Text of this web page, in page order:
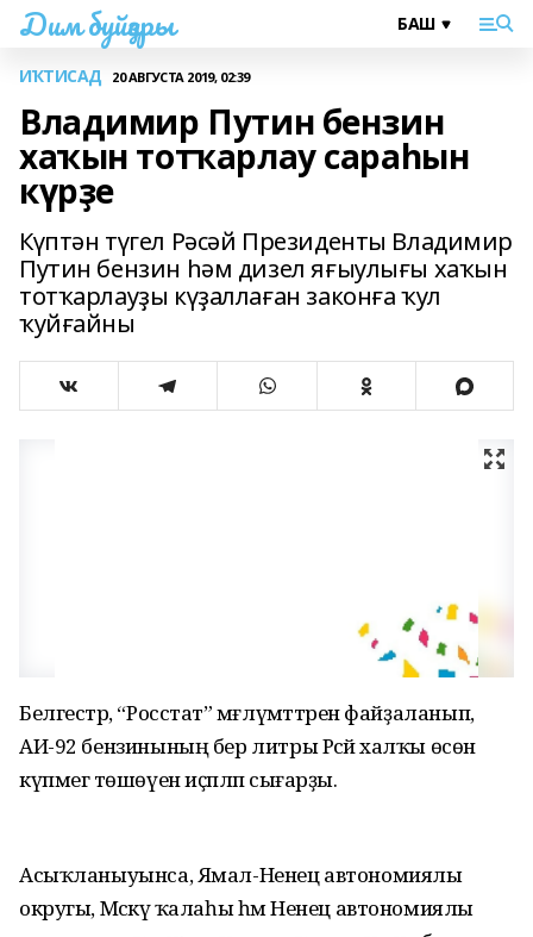
Дим буйҙары
ИҠТИСАД 20 АВГУСТА 2019, 02:39
Владимир Путин бензин
хаҡын тотҡарлау сараһын
күрҙе
Күптән түгел Рәсәй Президенты Владимир
Путин бензин һәм дизел яғыулығы хаҡын
тотҡарлауҙы күҙаллаған законға ҡул
ҡуйғайны
Белгестәр, “Росстат” мәғлүмәттәрен файҙаланып,
АИ-92 бензинының бер литры Рәсәй халҡы өсөн
күпмегә төшөүен иҫәпләп сығарҙы.
Асыҡланыуынса, Ямал-Ненец автономиялы
округы, Мәскәү ҡалаһы һәм Ненец автономиялы